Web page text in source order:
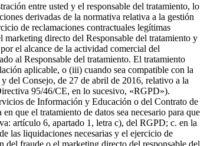
entre usted y el responsable del tratamiento, lo
derivadas de la normativa relativa a la gestión
de reclamaciones contractuales legítimas
directo del Responsable del tratamiento y
el alcance de la actividad comercial del
al Responsable del tratamiento. El tratamiento
aplicable, o (iii) cuando sea compatible con la
del Consejo, de 27 de abril de 2016, relativo a la
95/46/CE, en lo sucesivo, «RGPD»).
de Información y Educación o del Contrato de
que el tratamiento de datos sea necesario para que
artículo 6, apartado 1, letra c), del RGPD; c. en la
las liquidaciones necesarias y el ejercicio de
fraude o el marketing directo del responsable del